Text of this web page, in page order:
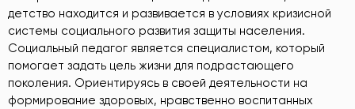
детство находится и развивается в условиях кризисной
системы социального развития защиты населения.
Социальный педагог является специалистом, который
помогает задать цель жизни для подрастающего
поколения. Ориентируясь в своей деятельности на
формирование здоровых, нравственно воспитанных